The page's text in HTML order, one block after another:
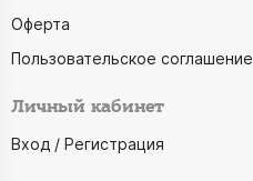
Оферта
Пользовательское соглашение
Личный кабинет
Вход / Регистрация